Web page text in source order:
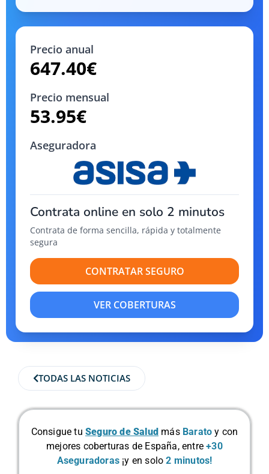
Precio anual
647.40€
Precio mensual
53.95€
Aseguradora
Contrata online en solo 2 minutos
Contrata de forma sencilla, rápida y totalmente
segura
CONTRATAR SEGURO
VER COBERTURAS
TODAS LAS NOTICIAS
Consigue tu Seguro de Salud más Barato y con
mejores coberturas de España, entre+30
Aseguradoras ¡y en solo2 minutos!